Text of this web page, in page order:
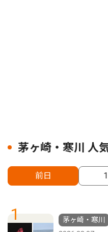
茅ヶ崎・寒川 人
前日
1
茅ヶ崎・寒川